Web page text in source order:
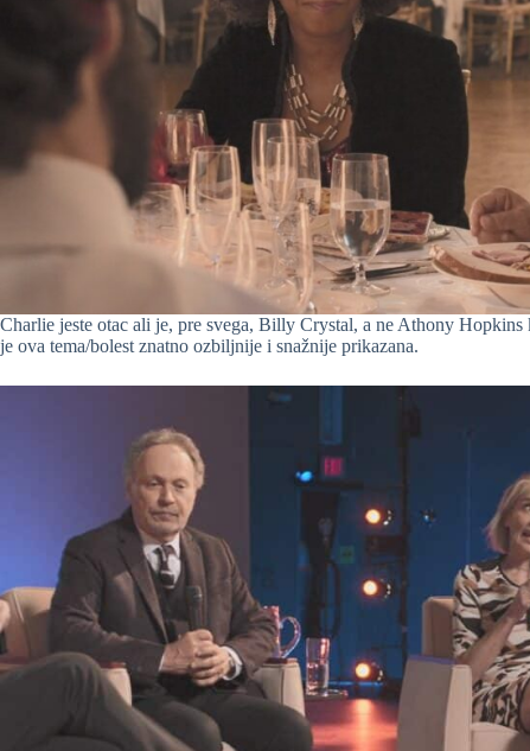
Charlie jeste otac ali je, pre svega, Billy Crystal, a ne Athony
je ova tema/bolest znatno ozbiljnije i snažnije prikazana.